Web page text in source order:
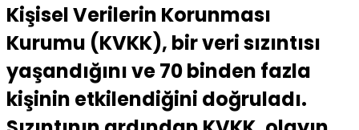
Kişisel Verilerin Korunması
Kurumu (KVKK), bir veri sızıntısı
yaşandığını ve 70 binden fazla
kişinin etkilendiğini doğruladı.